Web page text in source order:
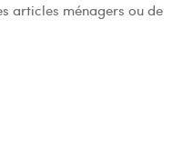
articles ménagers ou de